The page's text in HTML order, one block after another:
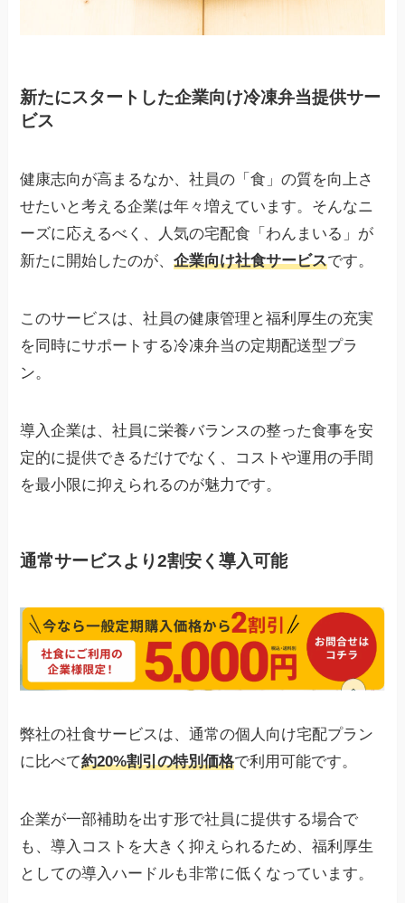
新たにスタートした企業向け冷凍弁当提供サー
ビス
健康志向が高まるなか、社員の「食」の質を向上さ
せたいと考える企業は年々増えています。そんなニ
ーズに応えるべく、人気の宅配食「わんまいる」が
新たに開始したのが、企業向け社食サービスです。
このサービスは、社員の健康管理と福利厚生の充実
を同時にサポートする冷凍弁当の定期配送型プラ
ン。
導入企業は、社員に栄養バランスの整った食事を安
定的に提供できるだけでなく、コストや運用の手間
を最小限に抑えられるのが魅力です。
通常サービスより2割安く導入可能
弊社の社食サービスは、通常の個人向け宅配プラン
に比べて約20%割引の特別価格で利用可能です。
企業が一部補助を出す形で社員に提供する場合で
も、導入コストを大きく抑えられるため、福利厚生
としての導入ハードルも非常に低くなっています。